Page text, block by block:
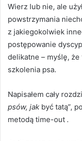
Wierz lub nie, ale
powstrzymania
z jakiegokolwiek
postępowanie
delikatne – myślę,
szkolenia psa.
Napisałem cały
psów, jak być tatą”,
metodą time-out .